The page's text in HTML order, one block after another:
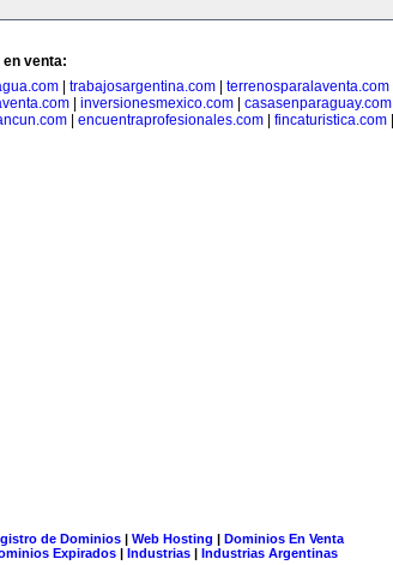
venta:
trabajosargentina.com terrenosparalaventa.com
| inversionesmexico.com| casasenparaguay.com|
encuentraprofesionales.com fincaturistica.com
de Dominios| Web Hosting | Dominios En Venta
Expirados | Industrias | Industrias Argentinas